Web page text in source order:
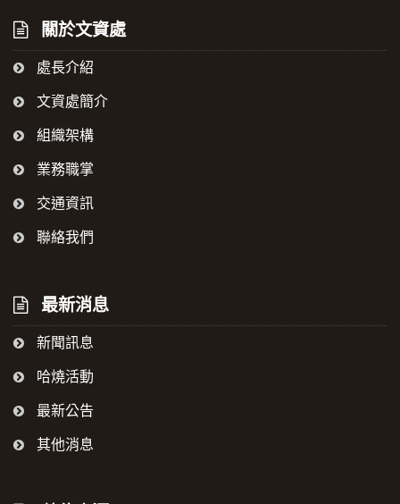
關於文資處
處長介紹
文資處簡介
組織架構
業務職掌
交通資訊
聯絡我們
最新消息
新聞訊息
哈燒活動
最新公告
其他消息